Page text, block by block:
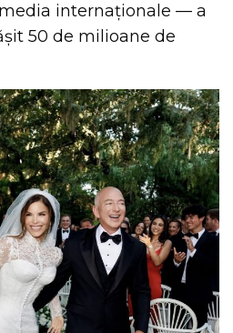
internaționale — a
50 de milioane de